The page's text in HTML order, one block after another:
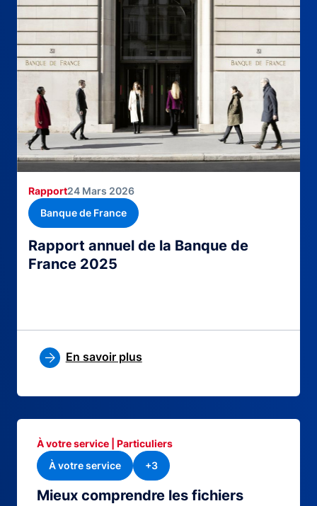
Rapport annuel de la Banque de
France 2025
Rapport24 Mars 2026
Banque de France
En savoir plus
Mieux comprendre les fichiers
À votre service | Particuliers
À votre service
+3